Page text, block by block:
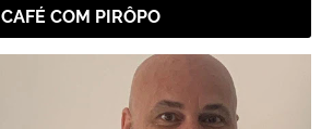
CAFÉ COM PIRÔPO